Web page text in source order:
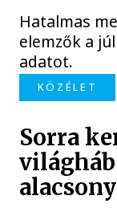
Hatalmas
elemzők a
adatot.
KÖZÉLET
Sorra